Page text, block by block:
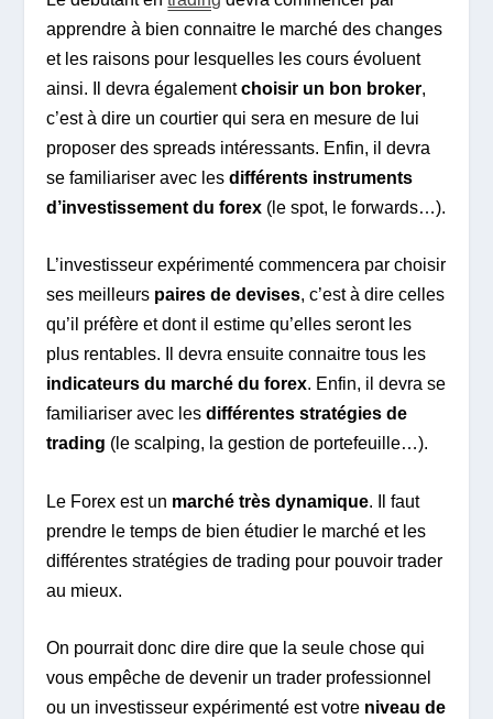
apprendre à bien connaitre le marché des changes
et les raisons pour lesquelles les cours évoluent
ainsi. Il devra égalementchoisir un bon broker,
c’est à dire un courtier qui sera en mesure de lui
proposer des spreads intéressants. Enfin, il devra
se familiariser avec lesdifférents instruments
d’investissement du forex (le spot, le forwards…).
L’investisseur expérimenté commencera par choisir
ses meilleurs paires de devises, c’est à dire celles
qu’il préfère et dont il estime qu’elles seront les
plus rentables. Il devra ensuite connaitre tous les
indicateurs du marché du forex. Enfin, il devra se
familiariser avec lesdifférentes stratégies de
trading (le scalping, la gestion de portefeuille…).
Le Forex est un marché très dynamique. Il faut
prendre le temps de bien étudier le marché et les
différentes stratégies de trading pour pouvoir trader
au mieux.
On pourrait donc dire dire que la seule chose qui
vous empêche de devenir un trader professionnel
ou un investisseur expérimenté est votre niveau de